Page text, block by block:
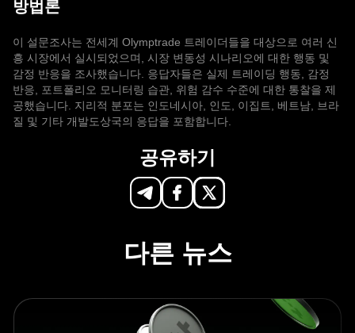
방법론
이 설문조사는 전세계 Olymptrade 트레이더들을 대상으로 여러 신
흥 시장에서 실시되었으며, 시장 변동성 시나리오에 대한 행동 및
감정 반응을 조사했습니다. 응답자들은 실제 트레이딩 행동, 감정
반응, 포트폴리오 모니터링 습관, 위험 감수 수준에 대한 통찰을 제
공했습니다. 지리적 분포는 인도네시아, 인도, 이집트, 베트남, 브라
질 및 기타 개발도상국의 응답을 포함합니다.
공유하기
다른 뉴스